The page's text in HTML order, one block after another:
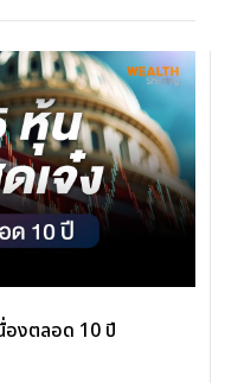
องตลอด 10 ปี